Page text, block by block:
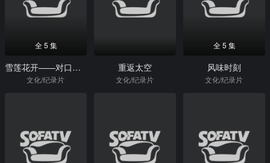
全 5 集
雪莲花开——对口援疆纪实
文化/纪录片
重返太空
文化/纪录片
全 5 集
风味时刻
文化/纪录片